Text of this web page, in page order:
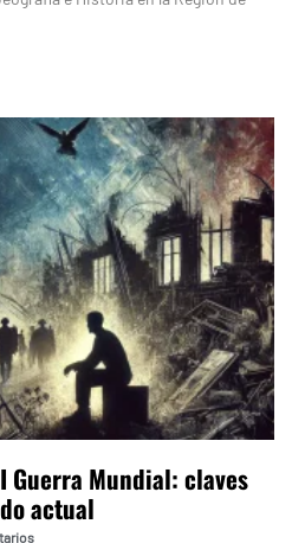
Guerra Mundial: claves
actual